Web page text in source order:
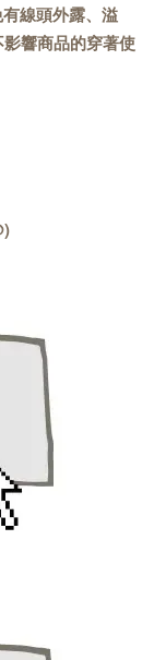
線頭外露、溢
響商品的穿著使